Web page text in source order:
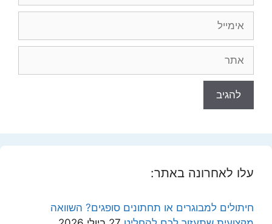
עלו לאחרונה באתר:
חיתולים למבוגרים או תחתונים סופגים? השוואה